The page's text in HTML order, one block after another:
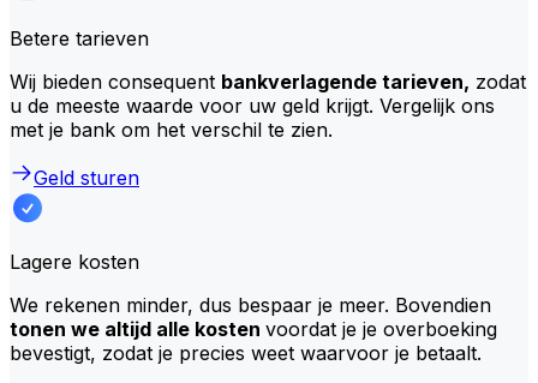
Betere tarieven
Wij bieden consequent bankverlagende tarieven, zodat
u de meeste waarde voor uw geld krijgt. Vergelijk ons
met je bank om het verschil te zien.
Geld sturen
Lagere kosten
We rekenen minder, dus bespaar je meer. Bovendien
tonen we altijd alle kosten voordat je je overboeking
bevestigt, zodat je precies weet waarvoor je betaalt.